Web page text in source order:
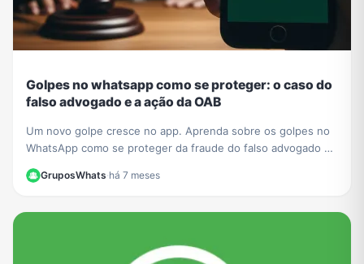
Golpes no whatsapp como se proteger: o caso do
falso advogado e a ação da OAB
Um novo golpe cresce no app. Aprenda sobre os golpes no
WhatsApp como se proteger da fraude do falso advogado e
entenda a ação da OAB para mais segurança.
GruposWhats·há 7 meses